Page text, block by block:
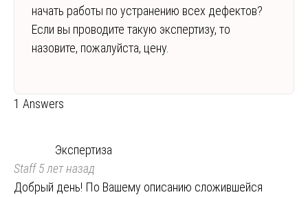
начать работы по устранению всех дефектов?
Если вы проводите такую экспертизу, то
назовите, пожалуйста, цену.
1 Answers
Экспертиза
Staff5 лет назад
Добрый день! По Вашему описанию сложившейся